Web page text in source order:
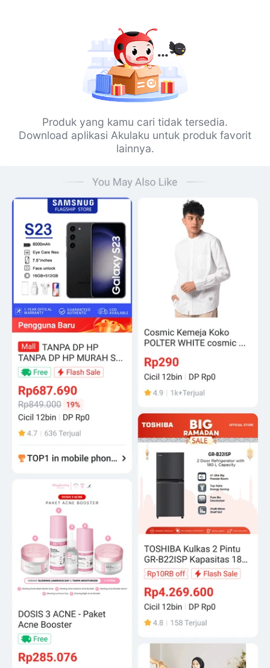
Produk yang kamu cari tidak tersedia.
Download aplikasi Akulaku untuk produk favorit
lainnya.